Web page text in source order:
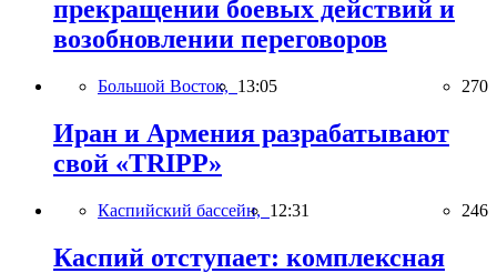
прекращении боевых действий и
возобновлении переговоров
Большой Восток, 13:05 270
Иран и Армения разрабатывают
свой «TRIPP»
Каспийский бассейн, 12:31 246
Каспий отступает: комплексная